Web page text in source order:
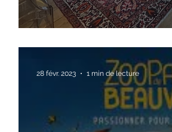
28 févr. 2023 1 min de lecture